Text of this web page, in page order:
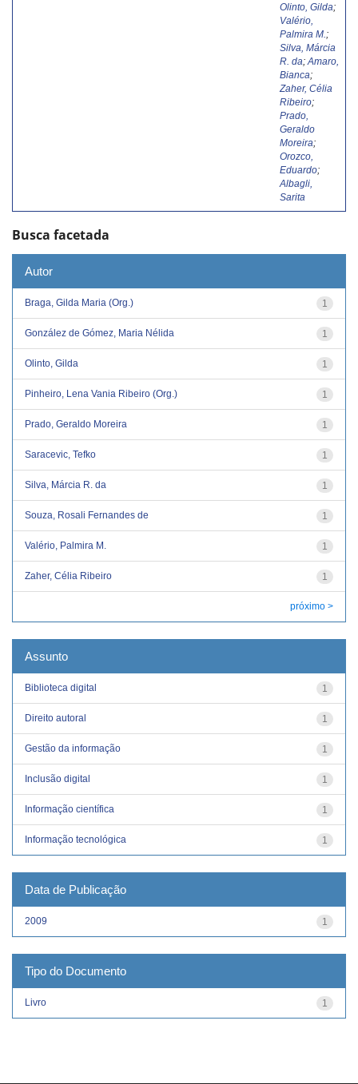
Olinto, Gilda;
Valério,
Palmira M. ;
Silva, Márcia
R. da; Amaro,
Bianca;
Zaher, Célia
Ribeiro;
Prado,
Geraldo
Moreira;
Orozco,
Eduardo;
Albagli,
Sarita
Busca facetada
Autor
1
Braga, Gilda Maria (Org.)
1
González de Gómez, Maria Nélida
1
Olinto, Gilda
1
Pinheiro, Lena Vania Ribeiro (Org.)
1
Prado, Geraldo Moreira
1
Saracevic, Tefko
1
Silva, Márcia R. da
1
Souza, Rosali Fernandes de
1
Valério, Palmira M.
1
Zaher, Célia Ribeiro
próximo >
Assunto
1
Biblioteca digital
1
Direito autoral
1
Gestão da informação
1
Inclusão digital
1
Informação científica
1
Informação tecnológica
Data de Publicação
1
2009
Tipo do Documento
1
Livro